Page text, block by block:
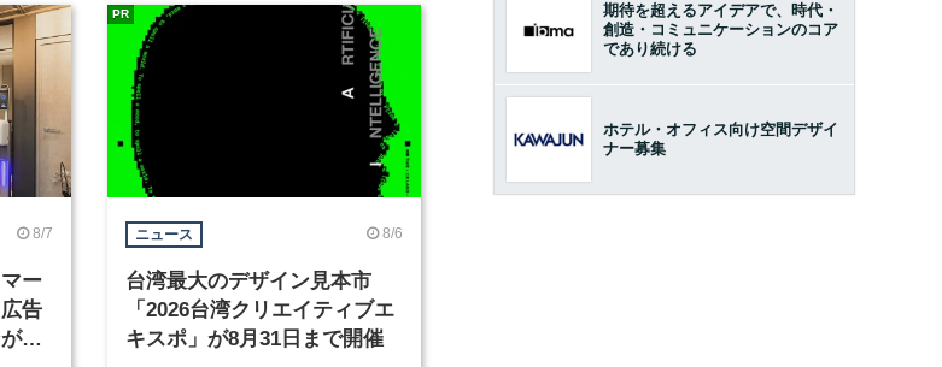
8/7
ー
告
、
ニュース 8/6
台湾最大のデザイン見本市
「2026台湾クリエイティブエ
キスポ」が8月31日まで開催
PR
期待を超えるアイデアで、時代・
創造・コミュニケーションのコア
であり続ける
ホテル・オフィス向け空間デザイ
ナー募集